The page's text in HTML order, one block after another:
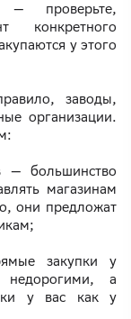
— проверьте,
конкретного
у этого
заводы,
организации.
— большинство
магазинам
они предложат
закупки у
недорогими, а
у вас как у